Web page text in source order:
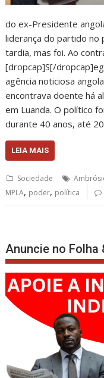
do ex-Presidente
liderança do partido no
tardia, mas foi. Ao
[dropcap]S[/
agência noticiosa
encontrava doente há
em Luanda. O político
durante 40 anos, até
LEIA MAIS
Sociedade
MPLA, poder, política
Anuncie no Folha